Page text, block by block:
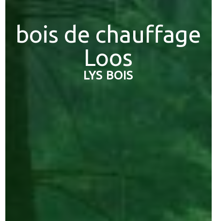
bois de chauffage
Loos
LYS BOIS